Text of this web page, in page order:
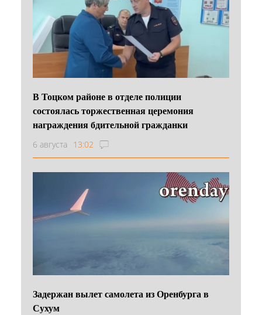
В Тоцком районе в отделе полиции
состоялась торжественная церемония
награждения бдительной гражданки
6 августа 13:02
Задержан вылет самолета из Оренбурга в
Сухум